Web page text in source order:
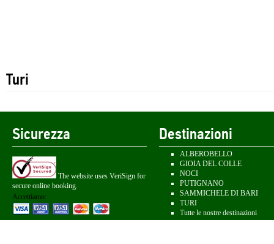
Turi
Sicurezza
The website uses VeriSign for
secure online booking.
Accettiamo:
Destinazioni
ALBEROBELLO
GIOIA DEL COLLE
NOCI
PUTIGNANO
SAMMICHELE DI BARI
TURI
Tutte le nostre destinazioni